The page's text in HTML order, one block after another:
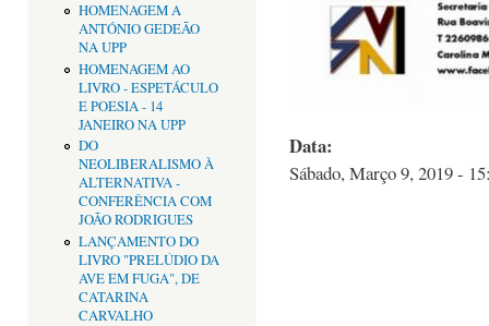
HOMENAGEM A
ANTÓNIO GEDEÃO
NA UPP
HOMENAGEM AO
LIVRO - ESPETÁCULO
E POESIA - 14
JANEIRO NA UPP
DO
NEOLIBERALISMO À
ALTERNATIVA -
CONFERÊNCIA COM
JOÃO RODRIGUES
LANÇAMENTO DO
LIVRO "PRELÚDIO DA
AVE EM FUGA", DE
CATARINA
CARVALHO
Data:
Sábado, Março 9, 2019 -